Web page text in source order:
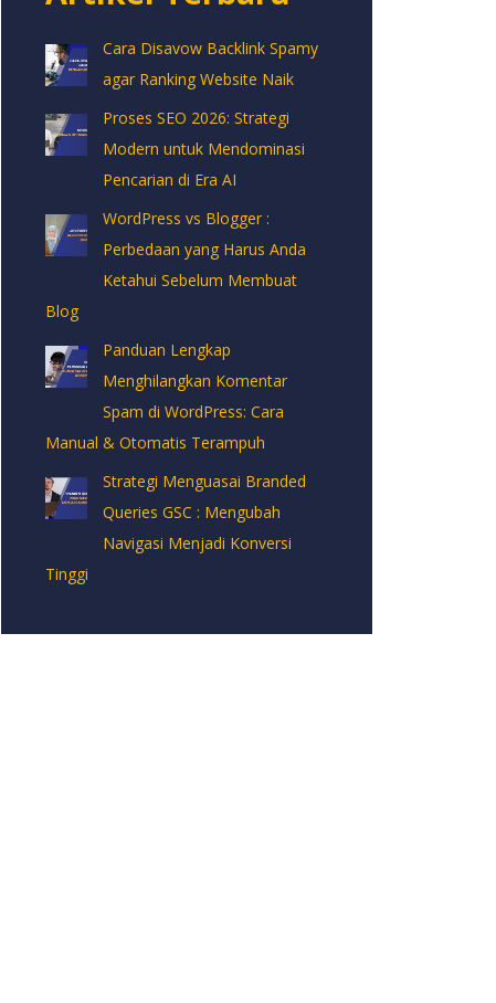
Cara Disavow Backlink Spamy
agar Ranking Website Naik
Proses SEO 2026: Strategi
Modern untuk Mendominasi
Pencarian di Era AI
WordPress vs Blogger :
Perbedaan yang Harus Anda
Ketahui Sebelum Membuat
Blog
Panduan Lengkap
Menghilangkan Komentar
Spam di WordPress: Cara
Manual & Otomatis Terampuh
Strategi Menguasai Branded
Queries GSC : Mengubah
Navigasi Menjadi Konversi
Tinggi